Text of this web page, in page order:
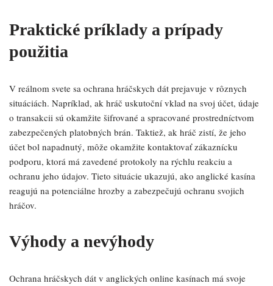
Praktické príklady a prípady
použitia
V reálnom svete sa ochrana hráčskych dát prejavuje v rôznych
situáciách. Napríklad, ak hráč uskutoční vklad na svoj účet, údaje
o transakcii sú okamžite šifrované a spracované prostredníctvom
zabezpečených platobných brán. Taktiež, ak hráč zistí, že jeho
účet bol napadnutý, môže okamžite kontaktovať zákaznícku
podporu, ktorá má zavedené protokoly na rýchlu reakciu a
ochranu jeho údajov. Tieto situácie ukazujú, ako anglické kasína
reagujú na potenciálne hrozby a zabezpečujú ochranu svojich
hráčov.
Výhody a nevýhody
Ochrana hráčskych dát v anglických online kasínach má svoje